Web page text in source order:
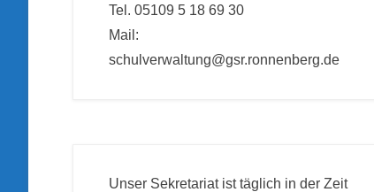
Tel. 05109 5 18 69 30
Mail:
schulverwaltung@gsr.ronnenberg.de
Unser Sekretariat ist täglich in der Zeit